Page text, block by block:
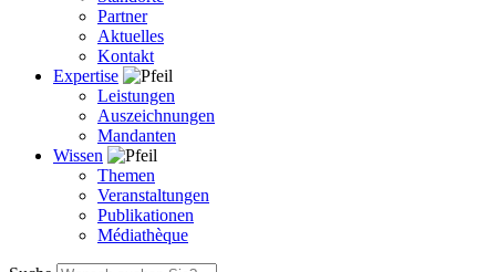
Partner
Aktuelles
Kontakt
Expertise
Leistungen
Auszeichnungen
Mandanten
Wissen
Themen
Veranstaltungen
Publikationen
Médiathèque